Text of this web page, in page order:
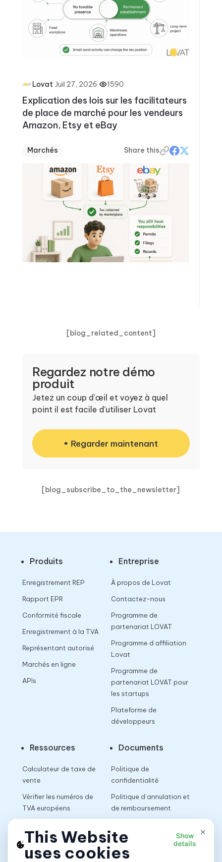
Lovat·Juil 27, 2026· 1590
Explication des lois sur les facilitateurs
de place de marché pour les vendeurs
Amazon, Etsy et eBay
Marchés Share this
[blog_related_content]
Regardez notre démo
produit
Jetez un coup d'œil et voyez à quel
point il est facile d'utiliser Lovat
Regarder maintenant
[blog_subscribe_to_the_newsletter]
Produits
Enregistrement REP
Rapport EPR
Conformité fiscale
Enregistrement à la TVA
Représentant autorisé
Marchés en ligne
APIs
Entreprise
À propos de Lovat
Contactez-nous
Programme de
partenariat LOVAT
Programme d affiliation
Lovat
Programme de
partenariat LOVAT pour
les startups
Plateforme de
développeurs
Ressources
Calculateur de taxe de
vente
Vérifier les numéros de
TVA européens
Documents
Politique de
confidentialité
Politique d’annulation et
de remboursement
App
×
This Website
uses cookies
Show
details